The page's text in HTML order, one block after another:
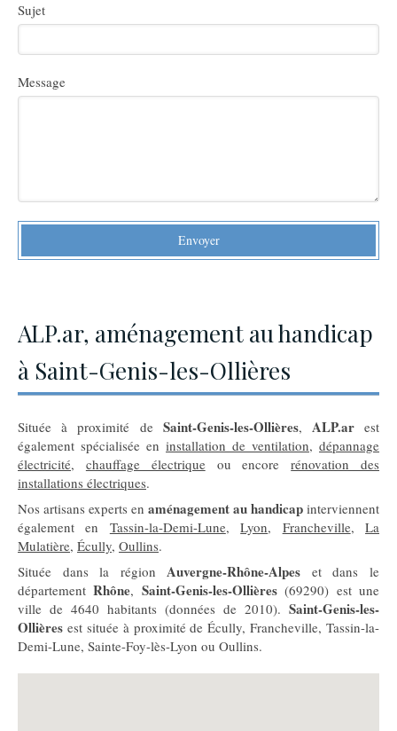
Sujet
Message
Envoyer
ALP.ar, aménagement au handicap
à Saint-Genis-les-Ollières
Située à proximité de Saint-Genis-les-Ollières, ALP.arest
également spécialisée en installation de ventilation, dépannage
électricité, chauffage électriqueou encorerénovation des
installations électriques.
Nos artisans experts en aménagement au handicap interviennent
également en Tassin-la-Demi-Lune,Lyon, Francheville,La
Mulatière, Écully, Oullins.
Située dans la régionAuvergne-Rhône-Alpes et dans le
départementRhône, Saint-Genis-les-Ollières(69290) est une
ville de 4640 habitants (données de 2010). Saint-Genis-les-
Ollières est située à proximité de Écully, Francheville, Tassin-la-
Demi-Lune, Sainte-Foy-lès-Lyon ou Oullins.